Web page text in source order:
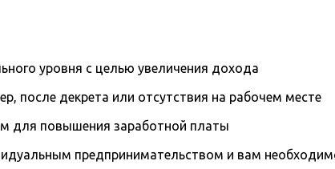
уровня с целью увеличения дохода
после декрета или отсутствия на рабочем месте
для повышения заработной платы
предпринимательством и вам